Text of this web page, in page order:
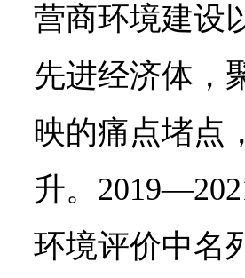
营商环境建设
先进经济体，
映的痛点堵点
升。
环境评价中名